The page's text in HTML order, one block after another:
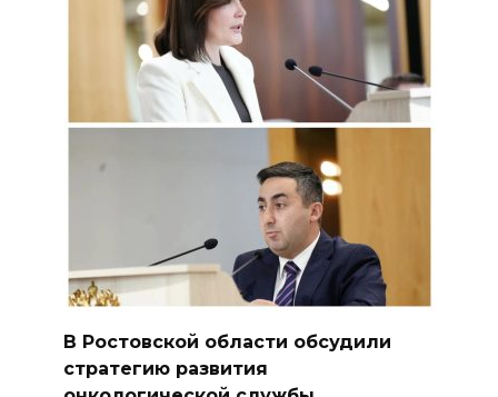
В Ростовской области обсудили
стратегию развития